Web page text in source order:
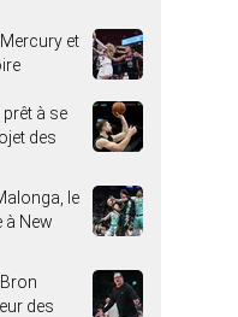
Mercury et
à se
des
le
à New
des